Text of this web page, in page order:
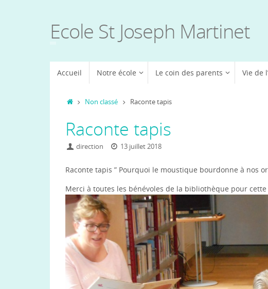
Ecole St Joseph Martinet
auAccueil Notre école Le coin des parents Vie de
AccueilNon classé Raconte tapis
Raconte tapis
direction 13 juillet 2018
Raconte tapis ” Pourquoi le moustique bourdonne à nos
Merci à toutes les bénévoles de la bibliothèque pour